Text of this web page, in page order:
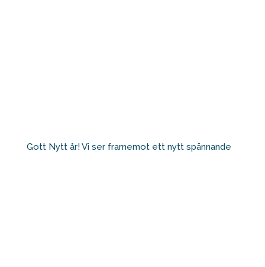
Gott Nytt år! Vi ser framemot ett nytt spännande